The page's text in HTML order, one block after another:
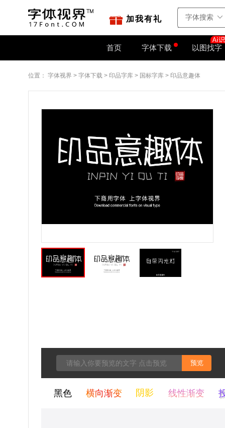
加我有礼
首页 字体下载 以图找字
位置： 字体视界 > 字体下载 > 印品字库 > 国标字库 > 印品意趣体
预览
黑色 横向渐变 阴影 线性渐变